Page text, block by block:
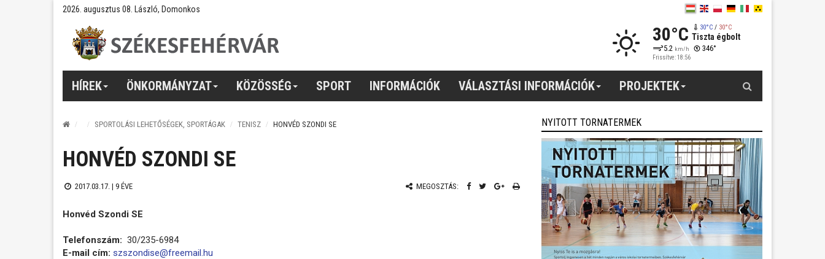
2026. augusztus 08. László, Domonkos
30°C 30°C/ 30°C
Tiszta égbolt
5.2 km/h 346°
Frissítve: 18:56
HÍREK ÖNKORMÁNYZAT KÖZÖSSÉG SPORT INFORMÁCIÓK VÁLASZTÁSI INFORMÁCIÓK PROJEKTEK
SPORTOLÁSI LEHETŐSÉGEK, SPORTÁGAK TENISZ HONVÉD SZONDI SE
HONVÉD SZONDI SE
2017.03.17. | 9 ÉVE MEGOSZTÁS:
Honvéd Szondi SE
Telefonszám: 30/235-6984
E-mail cím: szszondise@freemail.hu
NYITOTT TORNATERMEK